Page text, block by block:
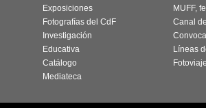
Exposiciones
Fotografías del CdF
Investigación
Educativa
Catálogo
Mediateca
MUFF,
Canal
Líneas